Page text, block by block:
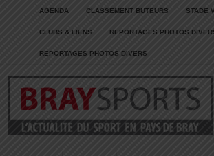
AGENDA CLASSEMENT BUTEURS STADE
CLUBS & LIENS REPORTAGES PHOTOS
REPORTAGES PHOTOS DIVERS